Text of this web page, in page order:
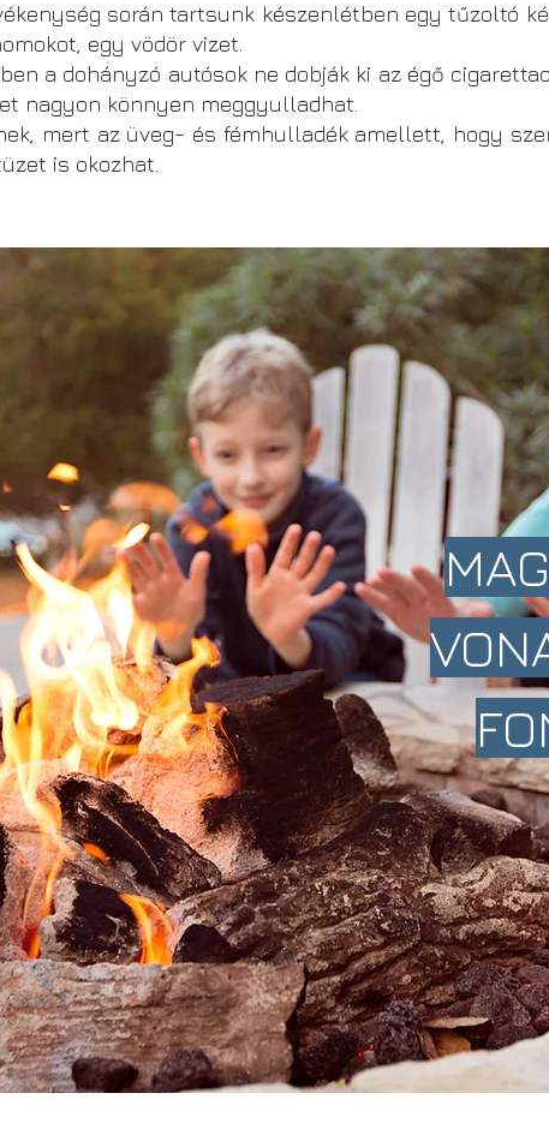
során tartsunk készenlétben egy tűzoltó
egy vödör vizet.
a dohányzó autósok ne dobják ki az égő
nagyon könnyen meggyulladhat.
mert az üveg- és fémhulladék amellett, hogy
is okozhat.